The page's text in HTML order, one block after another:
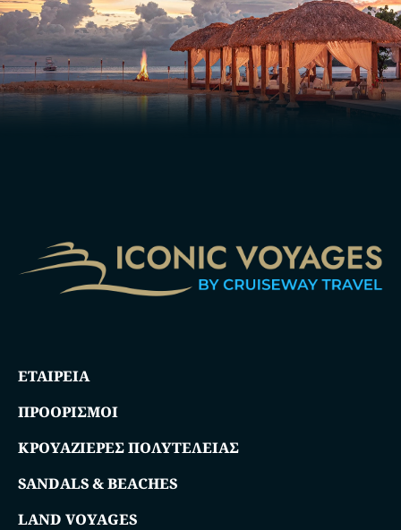
ΕΤΑΙΡΕΙΑ
ΠΡΟΟΡΙΣΜΟΙ
ΚΡΟΥΑΖΙΕΡΕΣ ΠΟΛΥΤΕΛΕΙΑΣ
SANDALS & BEACHES
LAND VOYAGES